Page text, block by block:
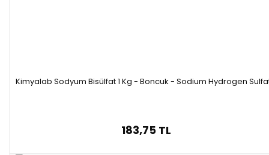
Kimyalab Sodyum Bisülfat 1 Kg - Boncuk - Sodium Hydrogen
183,75 TL